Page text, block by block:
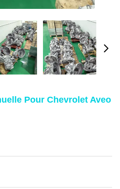
Pour Chevrolet Aveo